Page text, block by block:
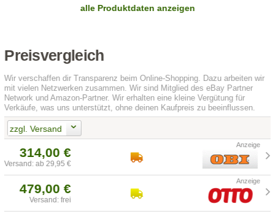
alle Produktdaten anzeigen
Preisvergleich
Wir verschaffen dir Transparenz beim Online-Shopping. Dazu arbeiten wir
mit vielen Netzwerken zusammen. Wir sind Mitglied des eBay Partner
Network und Amazon-Partner. Wir erhalten eine kleine Vergütung für
Verkäufe, was uns unterstützt, ohne deinen Kaufpreis zu beeinflussen.
zzgl. Versand
314,00 €
Versand: ab 29,95 €
479,00 €
Versand: frei